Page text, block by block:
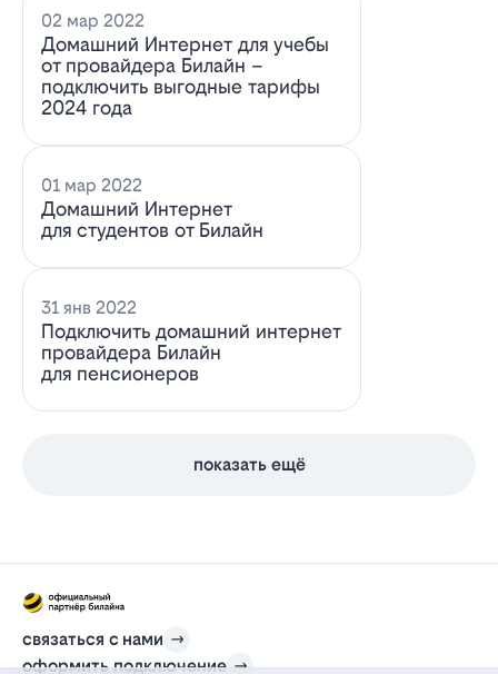
02 мар 2022
Домашний Интернет для учебы
от провайдера Билайн –
подключить выгодные тарифы
2024 года
01 мар 2022
Домашний Интернет
для студентов от Билайн
31 янв 2022
Подключить домашний интернет
провайдера Билайн
для пенсионеров
показать ещё
связаться с нами
оформить подключение